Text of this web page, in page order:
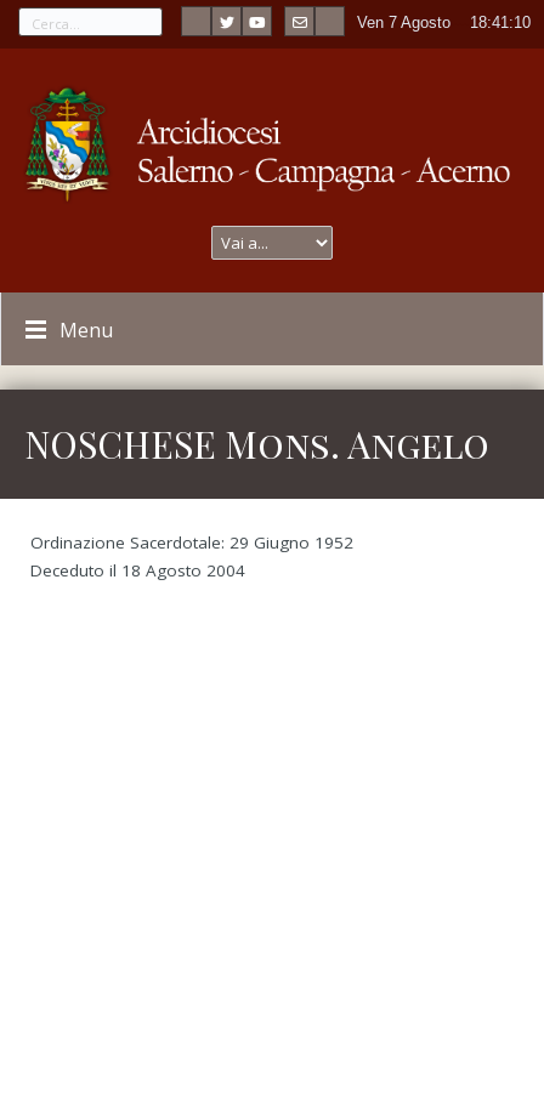
Ven 7 Agosto 18:41:10
Menu
NOSCHESE Mons. Angelo
Ordinazione Sacerdotale: 29 Giugno 1952
Deceduto il 18 Agosto 2004